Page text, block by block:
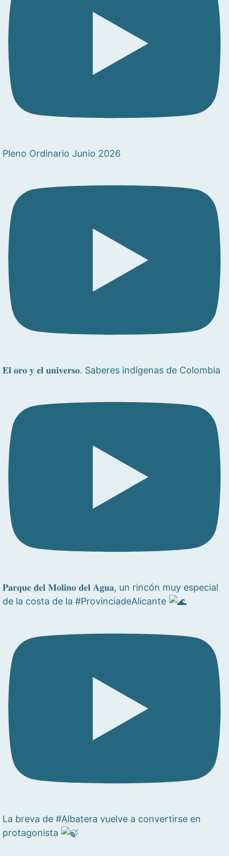
Pleno Ordinario Junio 2026
𝐄𝐥 𝐨𝐫𝐨 𝐲 𝐞𝐥 𝐮𝐧𝐢𝐯𝐞𝐫𝐬𝐨. Saberes indígenas de Colombia
𝐏𝐚𝐫𝐪𝐮𝐞 𝐝𝐞𝐥 𝐌𝐨𝐥𝐢𝐧𝐨 𝐝𝐞𝐥 𝐀𝐠𝐮𝐚, un rincón muy especial
de la costa de la #ProvinciadeAlicante
La breva de #Albatera vuelve a convertirse en
protagonista